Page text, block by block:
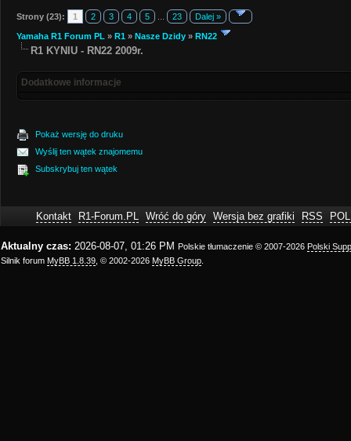
Strony (23): 1 2 3 4 5 23 Dalej »
Yamaha R1 Forum PL » R1 » Nasze Dzidy » RN22
R1 KYNIU - RN22 2009r.
Dodatkowe informacje
Pokaż wersję do druku
Wyślij ten wątek znajomemu
Subskrybuj ten wątek
Kontakt R1-Forum.PL Wróć do góry Wersja bez grafiki RSS
Aktualny czas: 2026-08-07, 01:26 PM Polskie tłumaczenie © 2007-2026 Polski
Silnik forum MyBB 1.8.39 , © 2002-2026 MyBB Group